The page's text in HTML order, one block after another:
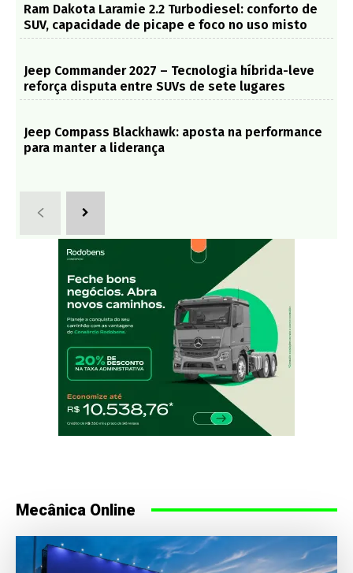
Ram Dakota Laramie 2.2 Turbodiesel: conforto de
SUV, capacidade de picape e foco no uso misto
Jeep Commander 2027 – Tecnologia híbrida-leve
reforça disputa entre SUVs de sete lugares
Jeep Compass Blackhawk: aposta na performance
para manter a liderança
Mecânica Online